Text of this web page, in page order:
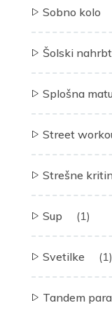
Sobno kolo
Šolski
Splošna
Street
Strešne
Sup (1)
Svetilke (1)
Tandem